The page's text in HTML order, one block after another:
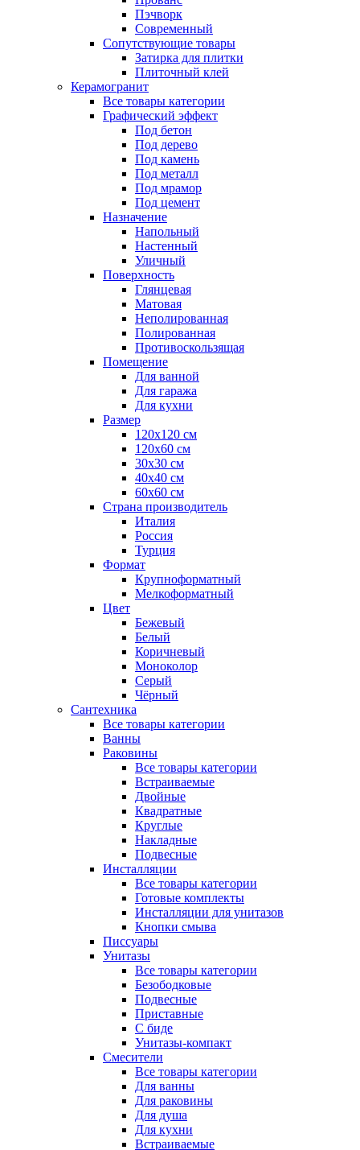
Пэчворк
Современный
Сопутствующие товары
Затирка для плитки
Плиточный клей
Керамогранит
Все товары категории
Графический эффект
Под бетон
Под дерево
Под камень
Под металл
Под мрамор
Под цемент
Назначение
Напольный
Настенный
Уличный
Поверхность
Глянцевая
Матовая
Неполированная
Полированная
Противоскользящая
Помещение
Для ванной
Для гаража
Для кухни
Размер
120x120 см
120x60 см
30x30 см
40x40 см
60x60 см
Страна производитель
Италия
Россия
Турция
Формат
Крупноформатный
Мелкоформатный
Цвет
Бежевый
Белый
Коричневый
Моноколор
Серый
Чёрный
Сантехника
Все товары категории
Ванны
Раковины
Все товары категории
Встраиваемые
Двойные
Квадратные
Круглые
Накладные
Подвесные
Инсталляции
Все товары категории
Готовые комплекты
Инсталляции для унитазов
Кнопки смыва
Писсуары
Унитазы
Все товары категории
Безободковые
Подвесные
Приставные
С биде
Унитазы-компакт
Смесители
Все товары категории
Для ванны
Для раковины
Для душа
Для кухни
Встраиваемые